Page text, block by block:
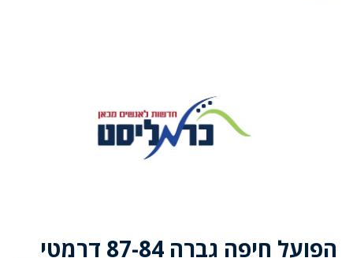
הפועל חיפה גברה 87-84 דרמטי